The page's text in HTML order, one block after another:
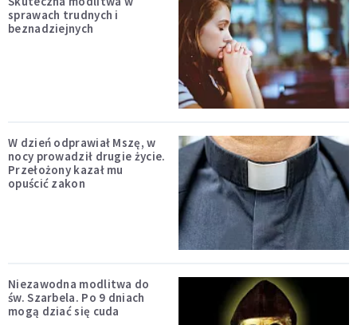
sprawach trudnych i
beznadziejnych
W dzień odprawiał Mszę, w
nocy prowadził drugie życie.
Przełożony kazał mu
opuścić zakon
Niezawodna modlitwa do
św. Szarbela. Po 9 dniach
mogą dziać się cuda